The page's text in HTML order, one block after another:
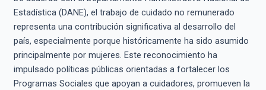
Estadística (DANE), el trabajo de cuidado no remunerado
representa una contribución significativa al desarrollo del
país, especialmente porque históricamente ha sido asumido
principalmente por mujeres. Este reconocimiento ha
impulsado políticas públicas orientadas a fortalecer los
Programas Sociales que apoyan a cuidadores, promueven la